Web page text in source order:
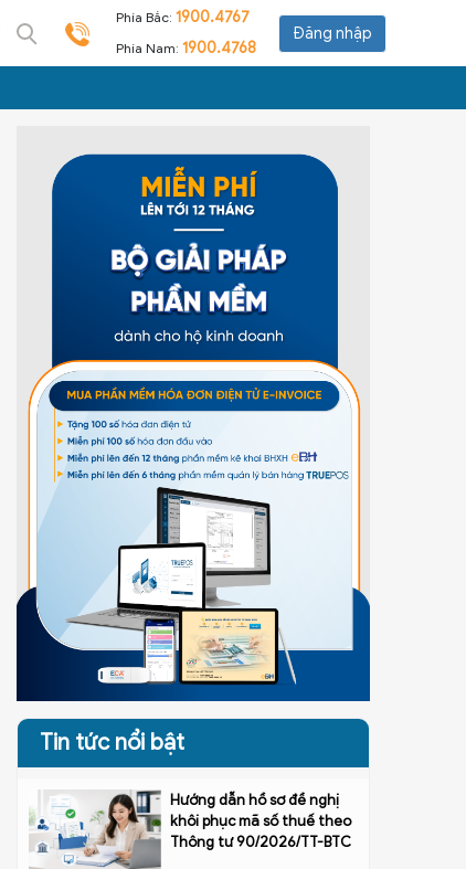
Phía Bắc: 1900.4767
Phía Nam: 1900.4768
Đăng nhập
Tin tức nổi bật
Hướng dẫn hồ sơ đề nghị
khôi phục mã số thuế theo
Thông tư 90/2026/TT-BTC